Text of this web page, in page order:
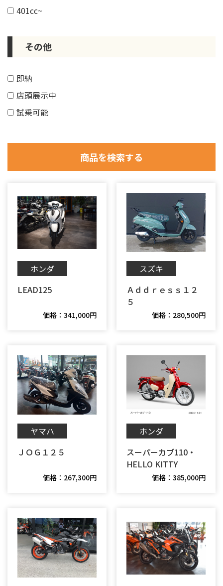
401cc~
その他
即納
店頭展示中
試乗可能
ホンダ
LEAD125
価格：341,000円
スズキ
Ａｄｄｒｅｓｓ１２
５
価格：280,500円
ヤマハ
ＪＯＧ１２５
価格：267,300円
ホンダ
スーパーカブ110・
HELLO KITTY
価格：385,000円